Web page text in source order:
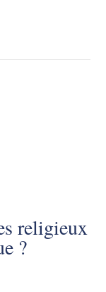
religieux
?